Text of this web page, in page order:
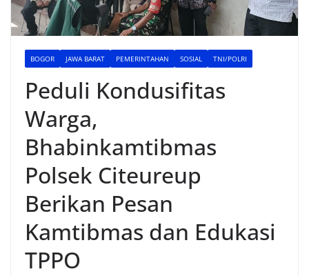
BOGOR JAWA BARAT PEMERINTAHAN SOSIAL TNI/POLRI
Peduli Kondusifitas
Warga,
Bhabinkamtibmas
Polsek Citeureup
Berikan Pesan
Kamtibmas dan Edukasi
TPPO